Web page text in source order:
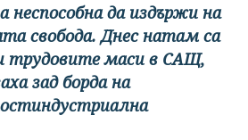
неспособна да издържи на
свобода. Днес натам са
трудовите маси в САЩ,
зад борда на